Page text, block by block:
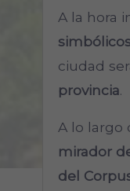
A la hora
ciudad
provincia.
A lo largo
mirador
del